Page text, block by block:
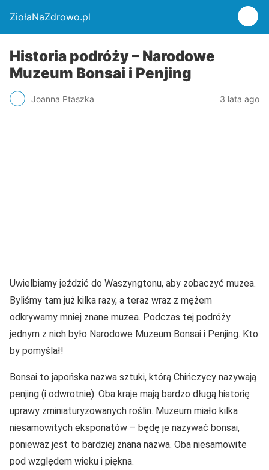
ZiołaNaZdrowo.pl
Historia podróży – Narodowe
Muzeum Bonsai i Penjing
Joanna Ptaszka 3 lata ago
Uwielbiamy jeździć do Waszyngtonu, aby zobaczyć muzea.
Byliśmy tam już kilka razy, a teraz wraz z mężem
odkrywamy mniej znane muzea. Podczas tej podróży
jednym z nich było Narodowe Muzeum Bonsai i Penjing. Kto
by pomyślał!
Bonsai to japońska nazwa sztuki, którą Chińczycy nazywają
penjing (i odwrotnie). Oba kraje mają bardzo długą historię
uprawy zminiaturyzowanych roślin. Muzeum miało kilka
niesamowitych eksponatów – będę je nazywać bonsai,
ponieważ jest to bardziej znana nazwa. Oba niesamowite
pod względem wieku i piękna.